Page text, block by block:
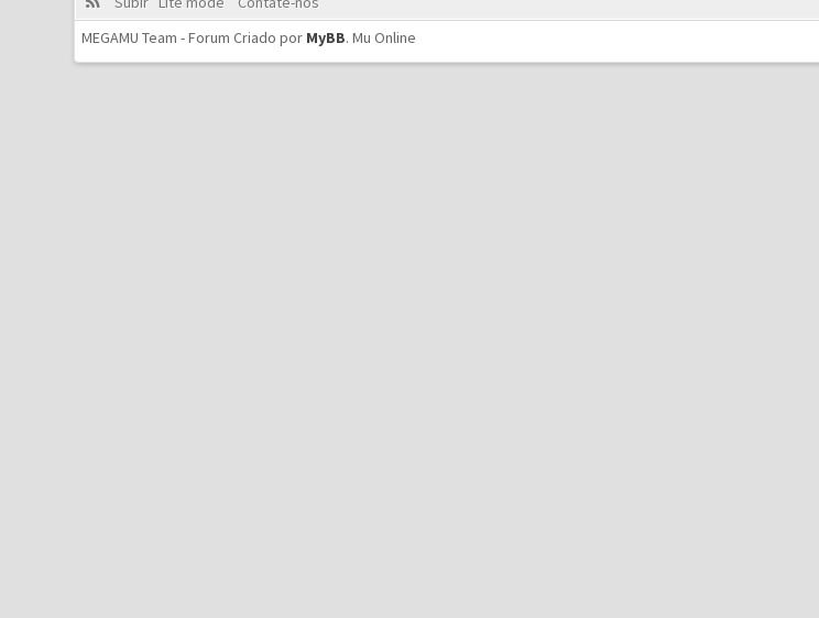
MEGAMU Team - Forum Criado por MyBB.Mu Online